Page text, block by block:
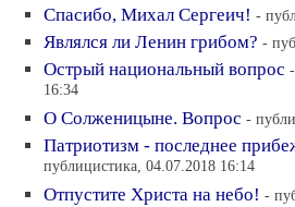
Спасибо, Михал Сергеич! -
Являлся ли Ленин грибом? -
Острый национальный вопрос
16:34
О Солженицыне. Вопрос -
Патриотизм - последнее
публицистика, 04.07.2018 16:14
Отпустите Христа на небо! -